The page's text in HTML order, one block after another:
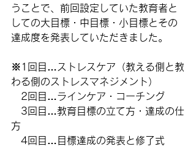
うことで、前回設定していた教育者と
しての大目標・中目標・小目標とその
達成度を発表していただきました。
※1回目…ストレスケア（教える側と教
わる側のストレスマネジメント）
2回目…ラインケア・コーチング
3回目…教育目標の立て方・達成の仕
方
4回目…目標達成の発表と修了式